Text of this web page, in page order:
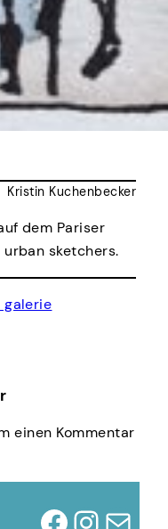
Kristin Kuchenbecker
dem Pariser
sketchers.
galerie
einen Kommentar